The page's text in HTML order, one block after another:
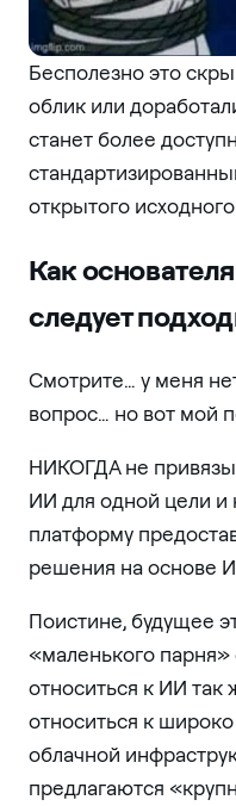
Бесполезно это
облик или
станет более
открытого
Как
следует
Смотрите… у меня
вопрос… но вот мой
НИКОГДА не
ИИ для одной цели и
платформу
решения на основе
Поистине, будущее
«маленького парня»
относиться к ИИ
относиться к
облачной
предлагаются